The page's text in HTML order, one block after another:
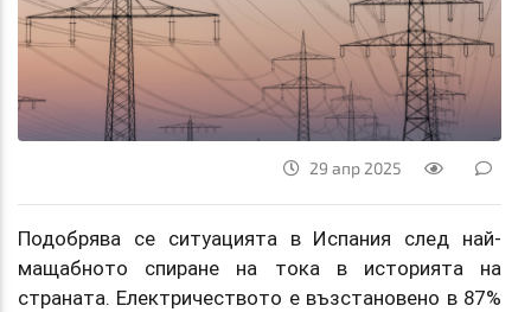
29 апр 2025
Подобрява се ситуацията в Испания след най-
мащабното спиране на тока в историята на
страната. Електричеството е възстановено в 87%